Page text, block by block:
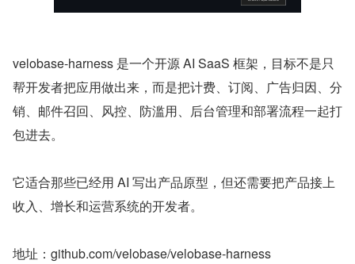
velobase-harness 是一个开源 AI SaaS 框架，目标不是只
帮开发者把应用做出来，而是把计费、订阅、广告归因、分
销、邮件召回、风控、防滥用、后台管理和部署流程一起打
包进去。
它适合那些已经用 AI 写出产品原型，但还需要把产品接上
收入、增长和运营系统的开发者。
地址：github.com/velobase/velobase-harness